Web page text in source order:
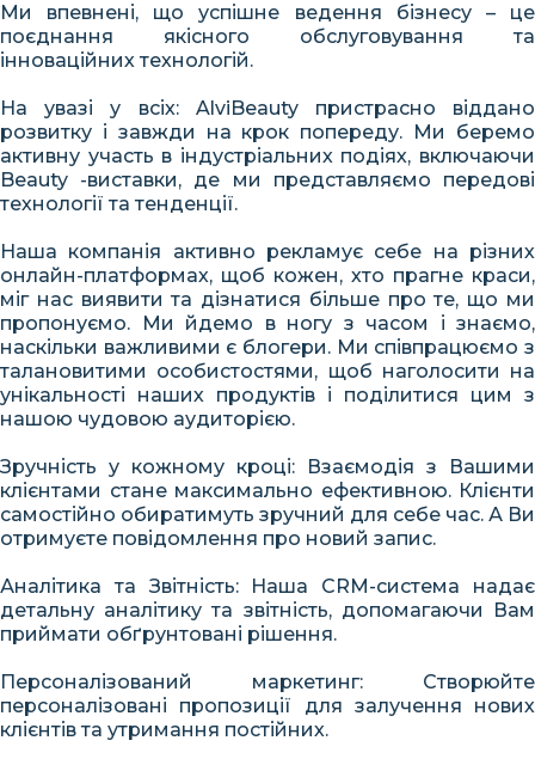
Ми впевнені, що успішне ведення бізнесу – це
поєднання якісного обслуговування та
інноваційних технологій.
На увазі у всіх: AlviBeauty пристрасно віддано
розвитку і завжди на крок попереду. Ми беремо
активну участь в індустріальних подіях, включаючи
Beauty -виставки, де ми представляємо передові
технології та тенденції.
Наша компанія активно рекламує себе на різних
онлайн-платформах, щоб кожен, хто прагне краси,
міг нас виявити та дізнатися більше про те, що ми
пропонуємо. Ми йдемо в ногу з часом і знаємо,
наскільки важливими є блогери. Ми співпрацюємо з
талановитими особистостями, щоб наголосити на
унікальності наших продуктів і поділитися цим з
нашою чудовою аудиторією.
Зручність у кожному кроці: Взаємодія з Вашими
клієнтами стане максимально ефективною. Клієнти
самостійно обиратимуть зручний для себе час. А Ви
отримуєте повідомлення про новий запис.
Аналітика та Звітність: Наша CRM-система надає
детальну аналітику та звітність, допомагаючи Вам
приймати обґрунтовані рішення.
Персоналізований маркетинг: Створюйте
персоналізовані пропозиції для залучення нових
клієнтів та утримання постійних.